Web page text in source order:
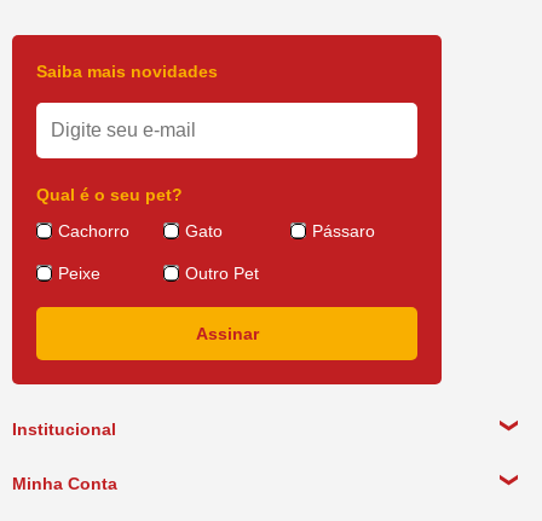
Institucional
Minha Conta
Saiba mais novidades
Qual é o seu pet?
Cachorro
Gato Pássaro
Peixe Outro Pet